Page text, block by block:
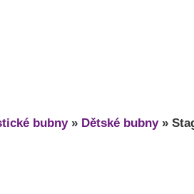
bubny» Dětské bubny»